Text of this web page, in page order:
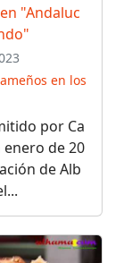
"Andaluc
en los
por Ca
enero de 20
de Alb